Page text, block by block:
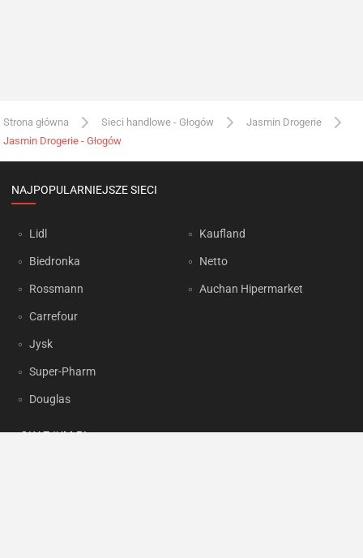
Strona główna Sieci handlowe - Głogów
Jasmin Drogerie
Jasmin Drogerie - Głogów
NAJPOPULARNIEJSZE SIECI
Lidl
Biedronka
Rossmann
Carrefour
Jysk
Super-Pharm
Douglas
Kaufland
Netto
Auchan Hipermarket
OKAZJUM.PL